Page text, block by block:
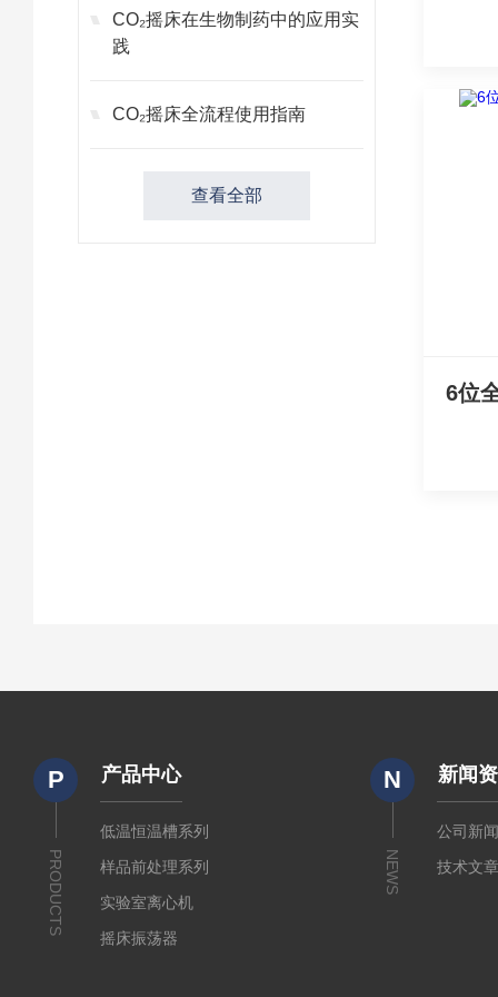
CO₂摇床在生物制药中的应用实
践
CO₂摇床全流程使用指南
查看全部
P
PRODUCTS
产品中心
低温恒温槽系列
样品前处理系列
实验室离心机
摇床振荡器
N
NEWS
新闻
公司新
技术文